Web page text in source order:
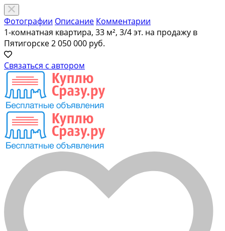
Фотографии Описание Комментарии
1-комнатная квартира, 33 м², 3/4 эт. на продажу в
Пятигорске2 050 000 руб.
Связаться с автором